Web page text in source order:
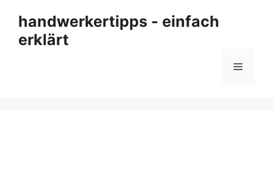
Inhalt
springen
handwerkertipps - einfach
erklärt
Menü